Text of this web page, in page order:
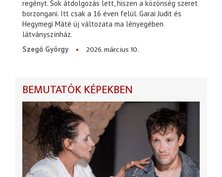
regényt. Sok átdolgozás lett, hiszen a közönség szeret
borzongani. Itt csak a 16 éven felül. Garai Judit és
Hegymegi Máté új változata ma lényegében
látványszínház.
Szegő György
2026. március 10.
BEMUTATÓK KÉPEKBEN